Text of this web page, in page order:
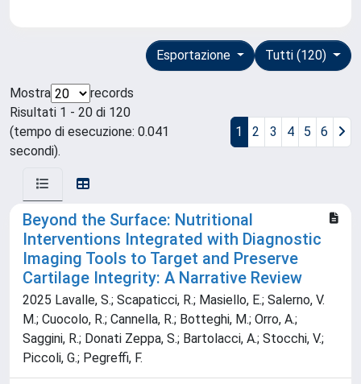
Tutti (120)
Esportazione
Mostra
records
Risultati 1 - 20 di 120
(tempo di esecuzione: 0.041
secondi).
1 2 3 4 5 6
Beyond the Surface: Nutritional
Interventions Integrated with Diagnostic
Imaging Tools to Target and Preserve
Cartilage Integrity: A Narrative Review
2025 Lavalle, S.; Scapaticci, R.; Masiello, E.; Salerno, V.
M.; Cuocolo, R.; Cannella, R.; Botteghi, M.; Orro, A.;
Saggini, R.; Donati Zeppa, S.; Bartolacci, A.; Stocchi, V.;
Piccoli, G.; Pegreffi, F.